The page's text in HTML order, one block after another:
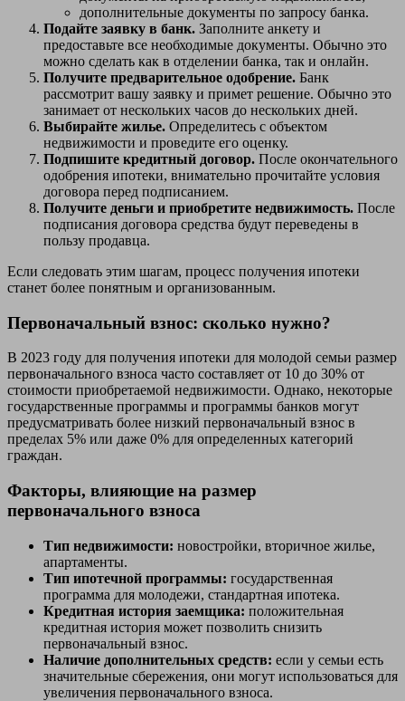
дополнительные документы по запросу банка.
Подайте заявку в банк. Заполните анкету и
предоставьте все необходимые документы. Обычно это
можно сделать как в отделении банка, так и онлайн.
Получите предварительное одобрение. Банк
рассмотрит вашу заявку и примет решение. Обычно это
занимает от нескольких часов до нескольких дней.
Выбирайте жилье. Определитесь с объектом
недвижимости и проведите его оценку.
Подпишите кредитный договор. После окончательного
одобрения ипотеки, внимательно прочитайте условия
договора перед подписанием.
Получите деньги и приобретите недвижимость. После
подписания договора средства будут переведены в
пользу продавца.
Если следовать этим шагам, процесс получения ипотеки
станет более понятным и организованным.
Первоначальный взнос: сколько нужно?
В 2023 году для получения ипотеки для молодой семьи размер
первоначального взноса часто составляет от 10 до 30% от
стоимости приобретаемой недвижимости. Однако, некоторые
государственные программы и программы банков могут
предусматривать более низкий первоначальный взнос в
пределах 5% или даже 0% для определенных категорий
граждан.
Факторы, влияющие на размер
первоначального взноса
Тип недвижимости: новостройки, вторичное жилье,
апартаменты.
Тип ипотечной программы: государственная
программа для молодежи, стандартная ипотека.
Кредитная история заемщика: положительная
кредитная история может позволить снизить
первоначальный взнос.
Наличие дополнительных средств: если у семьи есть
значительные сбережения, они могут использоваться для
увеличения первоначального взноса.